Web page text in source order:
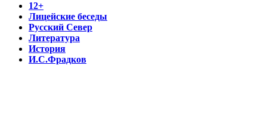
12+
Лицейские беседы
Русский Север
Литература
История
И.С.Фрадков